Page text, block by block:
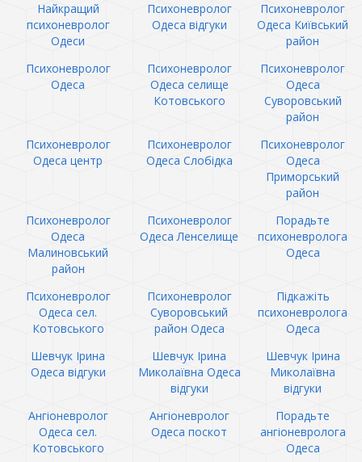
Найкращий
психоневролог
Одеси
Психоневролог
Одеса відгуки
Психоневролог
Одеса Київський
район
Психоневролог
Одеса
Психоневролог
Одеса селище
Котовського
Психоневролог
Одеса
Суворовський
район
Психоневролог
Одеса центр
Психоневролог
Одеса Слобідка
Психоневролог
Одеса
Приморський
район
Психоневролог
Одеса
Малиновський
район
Психоневролог
Одеса Ленселище
Порадьте
психоневролога
Одеса
Психоневролог
Одеса сел.
Котовського
Психоневролог
Суворовський
район Одеса
Підкажіть
психоневролога
Одеса
Шевчук Ірина
Одеса відгуки
Шевчук Ірина
Миколаївна Одеса
відгуки
Шевчук Ірина
Миколаївна
відгуки
Ангіоневролог
Одеса сел.
Котовського
Ангіоневролог
Одеса поскот
Порадьте
ангіоневролога
Одеса